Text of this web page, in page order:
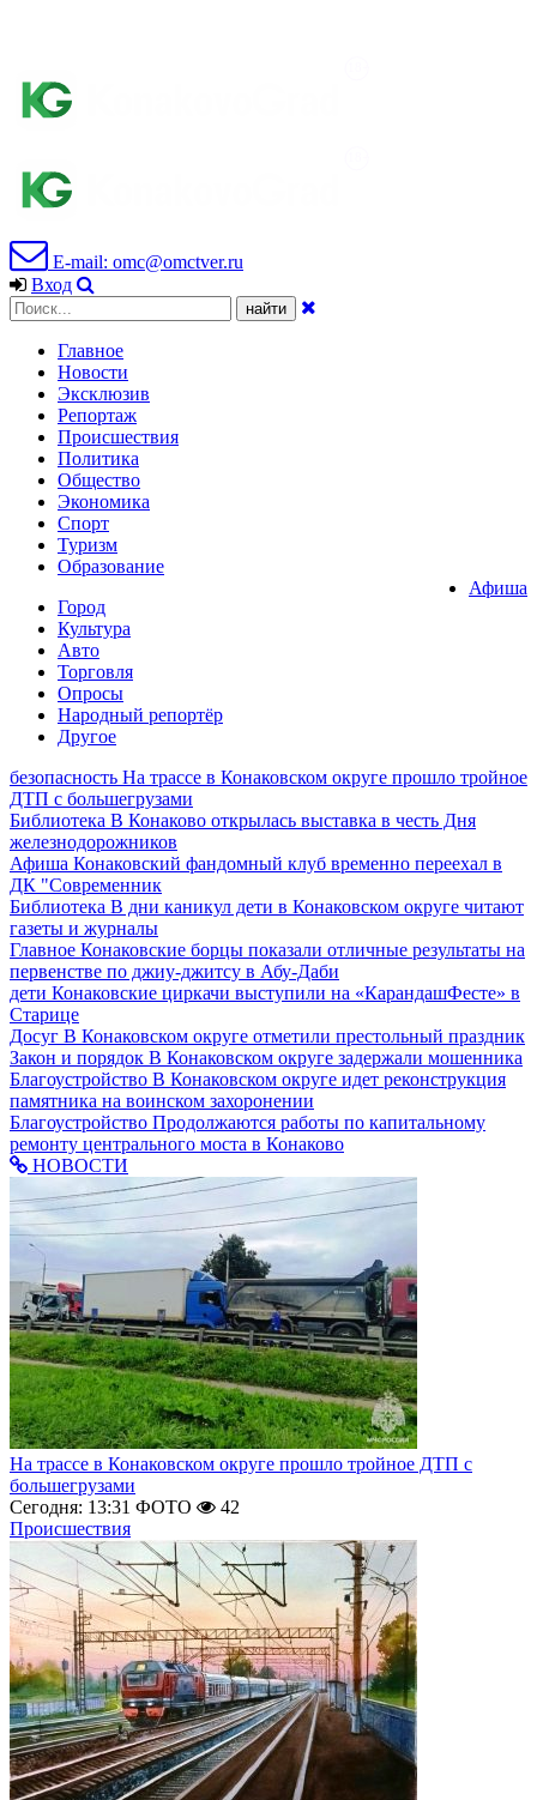
E-mail: omc@omctver.ru
Вход
Главное
Новости
Эксклюзив
Репортаж
Происшествия
Политика
Общество
Экономика
Спорт
Туризм
Образование
Афиша
Город
Культура
Авто
Торговля
Опросы
Народный репортёр
Другое
безопасность На трассе в Конаковском округе прошло тройное
ДТП с большегрузами
Библиотека В Конаково открылась выставка в честь Дня
железнодорожников
Афиша Конаковский фандомный клуб временно переехал в
ДК "Современник
Библиотека В дни каникул дети в Конаковском округе читают
газеты и журналы
Главное Конаковские борцы показали отличные результаты на
первенстве по джиу-джитсу в Абу-Даби
дети Конаковские циркачи выступили на «КарандашФесте» в
Старице
Досуг В Конаковском округе отметили престольный праздник
Закон и порядок В Конаковском округе задержали мошенника
Благоустройство В Конаковском округе идет реконструкция
памятника на воинском захоронении
Благоустройство Продолжаются работы по капитальному
ремонту центрального моста в Конаково
НОВОСТИ
На трассе в Конаковском округе прошло тройное ДТП с
большегрузами
Сегодня: 13:31 ФОТО
42
Происшествия